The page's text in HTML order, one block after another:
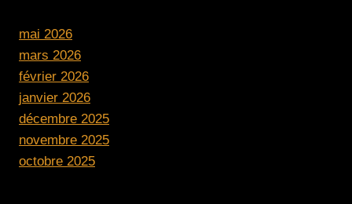
mai 2026
mars 2026
février 2026
janvier 2026
décembre 2025
novembre 2025
octobre 2025